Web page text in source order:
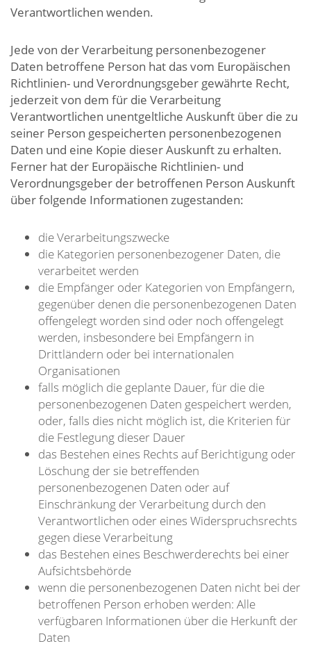
Verantwortlichen wenden.
Jede von der Verarbeitung personenbezogener
Daten betroffene Person hat das vom Europäischen
Richtlinien- und Verordnungsgeber gewährte Recht,
jederzeit von dem für die Verarbeitung
Verantwortlichen unentgeltliche Auskunft über die zu
seiner Person gespeicherten personenbezogenen
Daten und eine Kopie dieser Auskunft zu erhalten.
Ferner hat der Europäische Richtlinien- und
Verordnungsgeber der betroffenen Person Auskunft
über folgende Informationen zugestanden:
die Verarbeitungszwecke
die Kategorien personenbezogener Daten, die
verarbeitet werden
die Empfänger oder Kategorien von Empfängern,
gegenüber denen die personenbezogenen Daten
offengelegt worden sind oder noch offengelegt
werden, insbesondere bei Empfängern in
Drittländern oder bei internationalen
Organisationen
falls möglich die geplante Dauer, für die die
personenbezogenen Daten gespeichert werden,
oder, falls dies nicht möglich ist, die Kriterien für
die Festlegung dieser Dauer
das Bestehen eines Rechts auf Berichtigung oder
Löschung der sie betreffenden
personenbezogenen Daten oder auf
Einschränkung der Verarbeitung durch den
Verantwortlichen oder eines Widerspruchsrechts
gegen diese Verarbeitung
das Bestehen eines Beschwerderechts bei einer
Aufsichtsbehörde
wenn die personenbezogenen Daten nicht bei der
betroffenen Person erhoben werden: Alle
verfügbaren Informationen über die Herkunft der
Daten